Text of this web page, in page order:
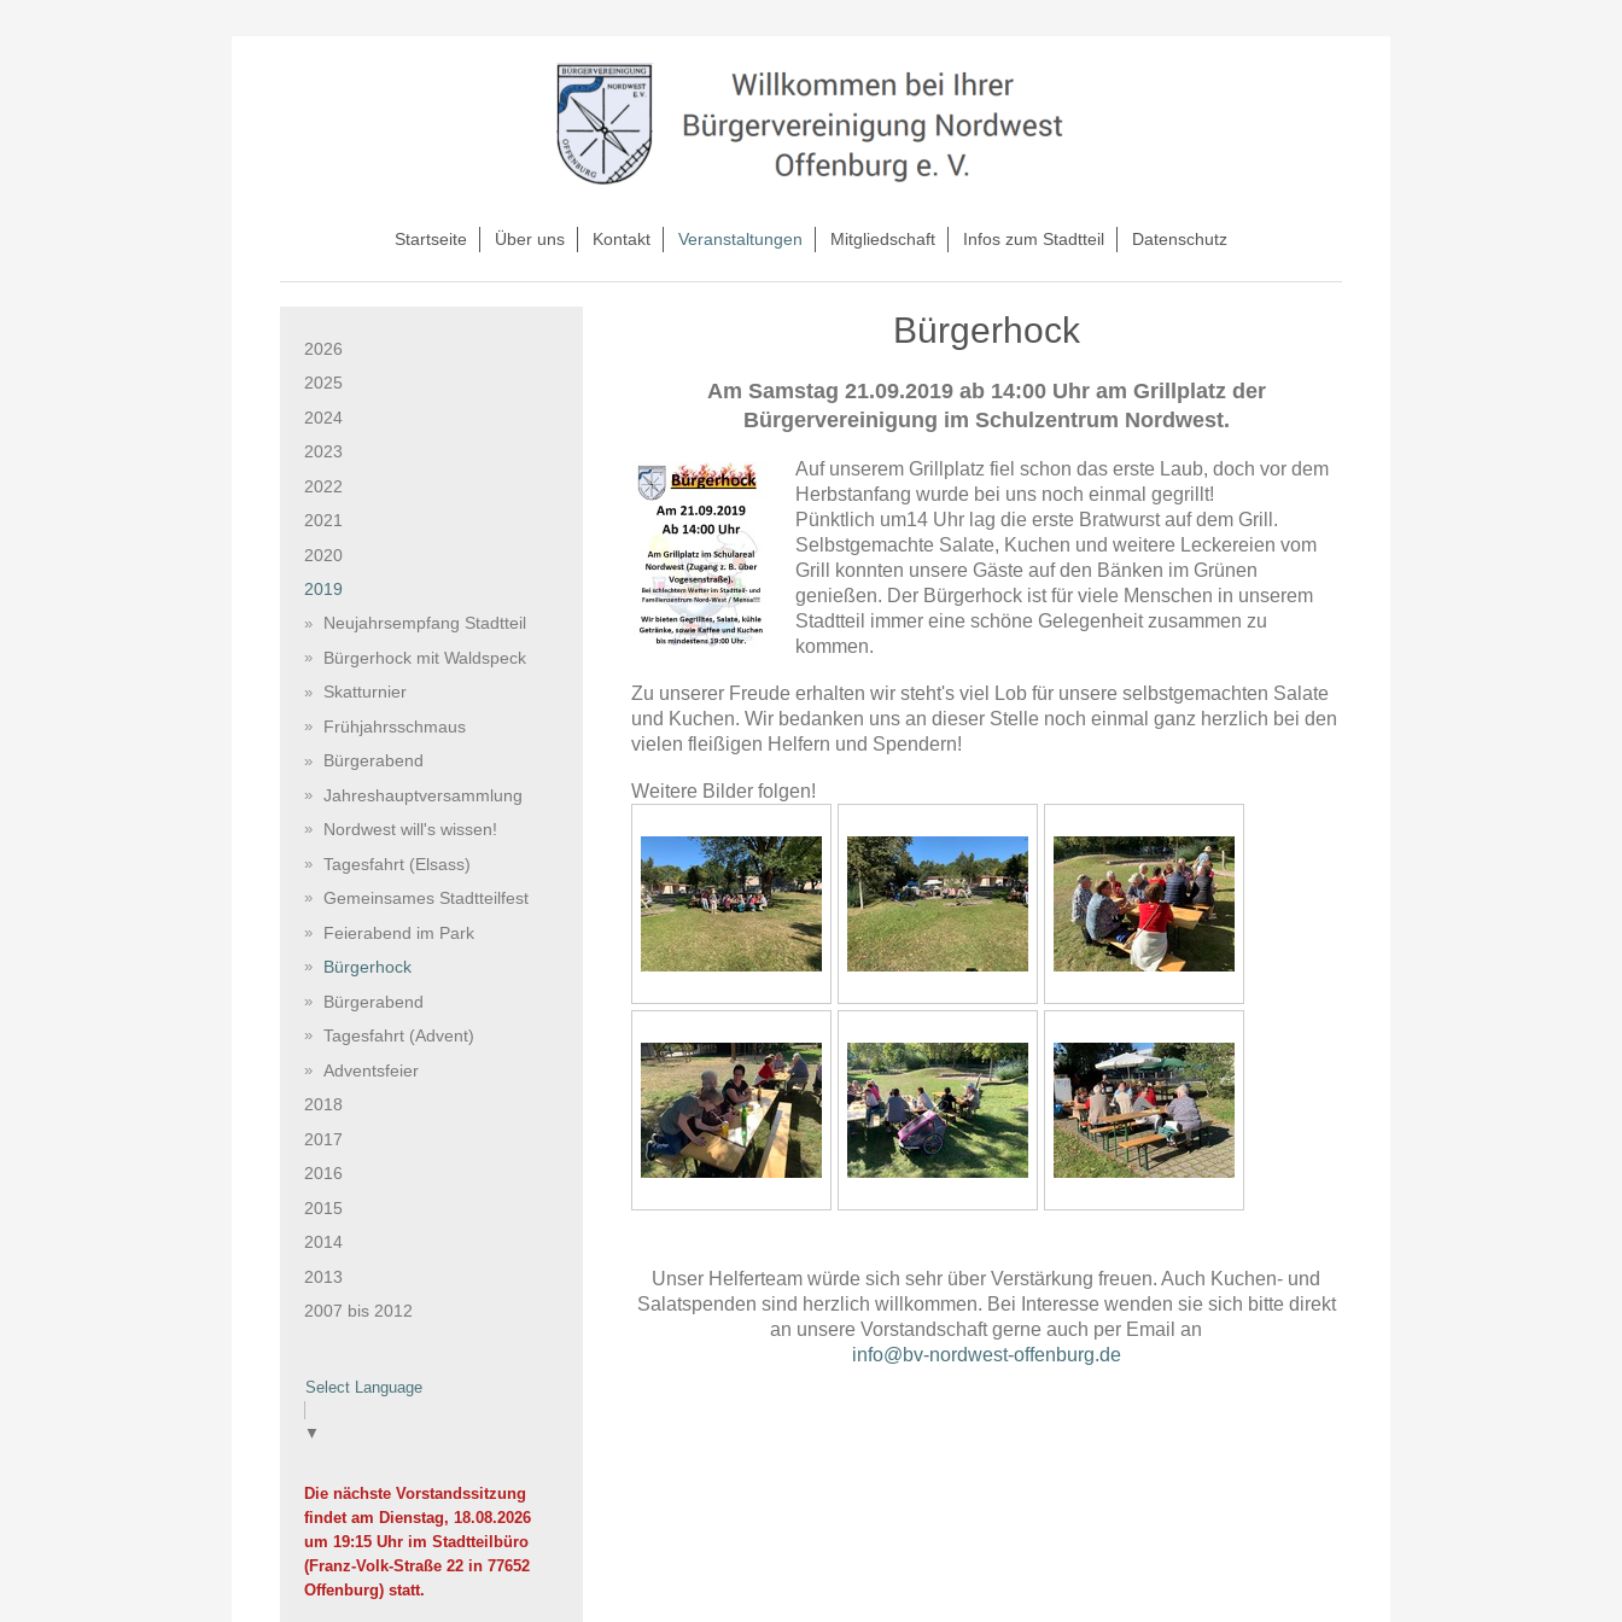
Startseite Über uns Kontakt Veranstaltungen Mitgliedschaft Infos zum Stadtteil Datenschutz
Bürgerhock
Am Samstag 21.09.2019 ab 14:00 Uhr am Grillplatz der
Bürgervereinigung im Schulzentrum Nordwest.
Auf unserem Grillplatz fiel schon das erste Laub, doch vor dem
Herbstanfang wurde bei uns noch einmal gegrillt!
Pünktlich um14 Uhr lag die erste Bratwurst auf dem Grill.
Selbstgemachte Salate, Kuchen und weitere Leckereien vom
Grill konnten unsere Gäste auf den Bänken im Grünen
genießen. Der Bürgerhock ist für viele Menschen in unserem
Stadtteil immer eine schöne Gelegenheit zusammen zu
kommen.
Zu unserer Freude erhalten wir steht's viel Lob für unsere selbstgemachten Salate
und Kuchen. Wir bedanken uns an dieser Stelle noch einmal ganz herzlich bei den
vielen fleißigen Helfern und Spendern!
Weitere Bilder folgen!
Unser Helferteam würde sich sehr über Verstärkung freuen. Auch Kuchen- und
Salatspenden sind herzlich willkommen. Bei Interesse wenden sie sich bitte direkt
an unsere Vorstandschaft gerne auch per Email an
info@bv-nordwest-offenburg.de
2026
2025
2024
2023
2022
2021
2020
2019
Neujahrsempfang Stadtteil
Bürgerhock mit Waldspeck
Skatturnier
Frühjahrsschmaus
Bürgerabend
Jahreshauptversammlung
Nordwest will's wissen!
Tagesfahrt (Elsass)
Gemeinsames Stadtteilfest
Feierabend im Park
Bürgerhock
Bürgerabend
Tagesfahrt (Advent)
Adventsfeier
2018
2017
2016
2015
2014
2013
2007 bis 2012
Select Language
▼
Die nächste Vorstandssitzung
findet am Dienstag, 18.08.2026
um 19:15 Uhr im Stadtteilbüro
(Franz-Volk-Straße 22 in 77652
Offenburg) statt.